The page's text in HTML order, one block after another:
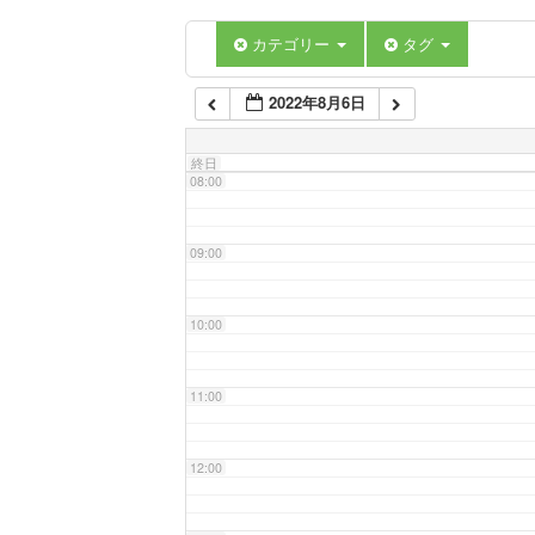
カテゴリー タグ
2022年8月6日
終日
07:00
08:00
09:00
10:00
11:00
12:00